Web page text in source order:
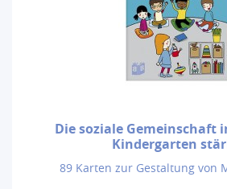
Die soziale Gemeinschaft
Kindergarten
89 Karten zur Gestaltung von